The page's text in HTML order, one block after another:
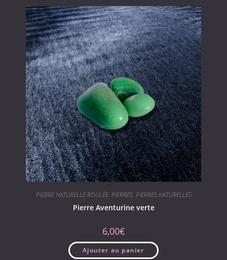
PIERRE NATURELLE ROULÉE, PIERRES, PIERRES NATURELLES
Pierre Aventurine verte
6,00€
Ajouter au panier